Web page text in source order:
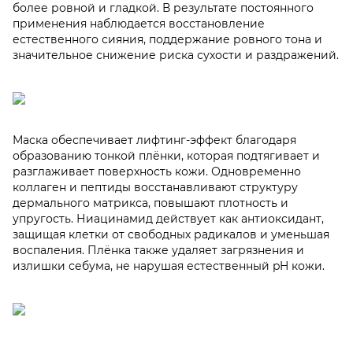
более ровной и гладкой. В результате постоянного
применения наблюдается восстановление
естественного сияния, поддержание ровного тона и
значительное снижение риска сухости и раздражений.
Маска обеспечивает лифтинг-эффект благодаря
образованию тонкой плёнки, которая подтягивает и
разглаживает поверхность кожи. Одновременно
коллаген и пептиды восстанавливают структуру
дермального матрикса, повышают плотность и
упругость. Ниацинамид действует как антиоксидант,
защищая клетки от свободных радикалов и уменьшая
воспаления. Плёнка также удаляет загрязнения и
излишки себума, не нарушая естественный pH кожи.